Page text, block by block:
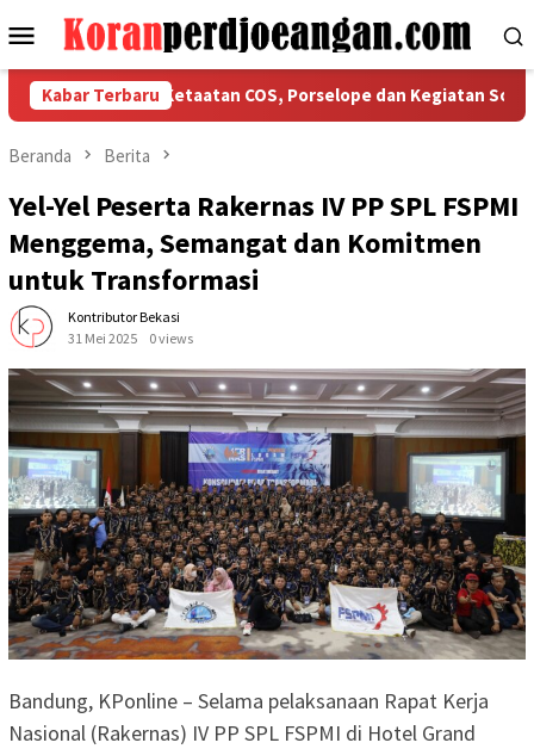
ke
Menu
Mobile
Kabar Terbaru
Tegaskan Ketaatan COS, Porselope dan Kegiatan Sosial
Beranda Berita
Yel-Yel Peserta Rakernas IV PP SPL FSPMI
Menggema, Semangat dan Komitmen
untuk Transformasi
Kontributor Bekasi
31 Mei 2025
0 views
Bandung, KPonline – Selama pelaksanaan Rapat Kerja
Nasional (Rakernas) IV PP SPL FSPMI di Hotel Grand